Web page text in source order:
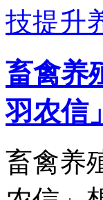
畜禽养
羽农信
畜禽养